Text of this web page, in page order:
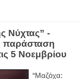
Νύχτας” -
παράσταση
5 Νοεμβρίου
“Μαζόχα: